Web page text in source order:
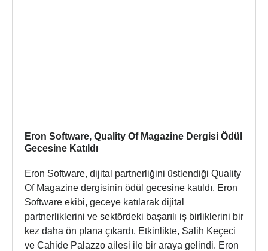
Eron Software, Quality Of Magazine Dergisi Ödül
Gecesine Katıldı
Eron Software, dijital partnerliğini üstlendiği Quality
Of Magazine dergisinin ödül gecesine katıldı. Eron
Software ekibi, geceye katılarak dijital
partnerliklerini ve sektördeki başarılı iş birliklerini bir
kez daha ön plana çıkardı. Etkinlikte, Salih Keçeci
ve Cahide Palazzo ailesi ile bir araya gelindi. Eron